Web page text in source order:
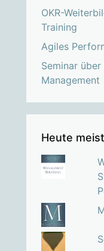
OKR-
Training
Agiles
Seminar
Management
Heute